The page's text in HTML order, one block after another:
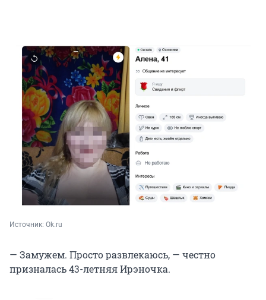
Источник: Ok.ru
— Замужем. Просто развлекаюсь, — честно
призналась 43-летняя Ирэночка.